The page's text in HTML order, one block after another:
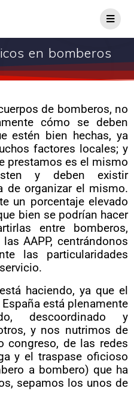
en bomberos
de bomberos, no
cómo se deben
estén bien hechas, ya
factores locales; y
prestamos es el mismo
y deben existir
de organizar el mismo.
un porcentaje elevado
bien se podrían hacer
entre bomberos,
AAPP, centrándonos
las particularidades
haciendo, ya que el
está plenamente
descoordinado y
y nos nutrimos de
congreso, de las redes
y el traspase oficioso
a bombero) que ha
sepamos los unos de